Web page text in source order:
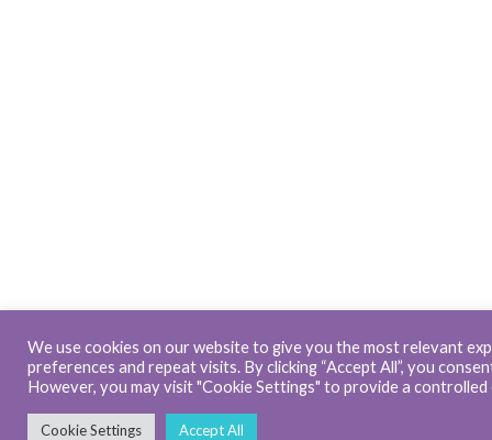
We use cookies on our website to give you the most relevant
preferences and repeat visits. By clicking “Accept All”, you
However, you may visit "Cookie Settings" to provide a controlled
Cookie Settings Accept All